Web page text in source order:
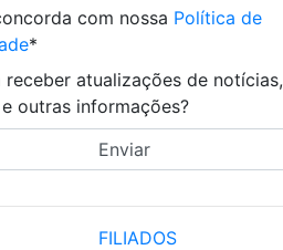
com nossa Política de
*
receber atualizações de notícias,
outras informações?
FILIADOS